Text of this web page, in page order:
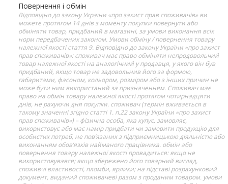
Повернення і обмін
Відповідно до закону України «про захист прав споживачів» ви
можете протягом 14 днів з моменту покупки повернути або
обміняти товар, придбаний в магазині, за умови виконання всіх
норм передбачених законом. Умови обміну / повернення товару
належної якості стаття 9. Відповідно до закону України «про захист
прав споживачів»: споживач має право обміняти непродовольчий
товар належної якості на аналогічний у продавця, у якого він був
придбаний, якщо товар не задовольнив його за формою,
габаритами, фасоном, кольором, розміром або з інших причин не
може бути ним використаний за призначенням. Споживач має
право на обмін товару належної якості протягом чотирнадцяти
днів, не рахуючи дня покупки. споживач (термін вживається в
такому значенні згідно статті 1. п.22 закону України «про захист
прав споживачів») – фізична особа, яка купує, замовляє,
використовує або має намір придбати чи замовити продукцію для
особистих потреб, не пов’язаних з підприємницькою діяльністю або
виконанням обов’язків найманого працівника. обмін або
повернення товару належної якості провадиться: якщо не
використовувався; якщо збережено його товарний вигляд,
споживчі властивості, пломби, ярлики; на підставі розрахунковий
документ, виданий споживачеві разом з проданим товаром. умови